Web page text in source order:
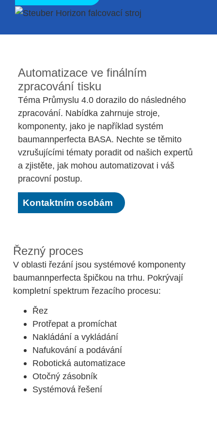
Automatizace ve finálním
zpracování tisku
Téma Průmyslu 4.0 dorazilo do následného
zpracování. Nabídka zahrnuje stroje,
komponenty, jako je například systém
baumannperfecta BASA. Nechte se těmito
vzrušujícími tématy poradit od našich expertů
a zjistěte, jak mohou automatizovat i váš
pracovní postup.
Kontaktním osobám
Řezný proces
V oblasti řezání jsou systémové komponenty
baumannperfecta špičkou na trhu. Pokrývají
kompletní spektrum řezacího procesu:
Řez
Protřepat a promíchat
Nakládání a vykládání
Nafukování a podávání
Robotická automatizace
Otočný zásobník
Systémová řešení